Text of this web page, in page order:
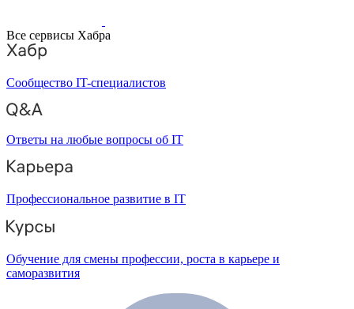
Все сервисы Хабра
Сообщество IT-специалистов
Ответы на любые вопросы об IT
Профессиональное развитие в IT
Обучение для смены профессии, роста в карьере и
саморазвития